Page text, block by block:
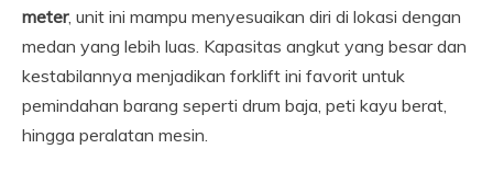
meter, unit ini mampu menyesuaikan diri di lokasi dengan
medan yang lebih luas. Kapasitas angkut yang besar dan
kestabilannya menjadikan forklift ini favorit untuk
pemindahan barang seperti drum baja, peti kayu berat,
hingga peralatan mesin.